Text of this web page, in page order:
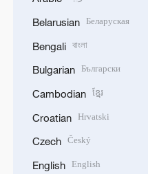
Belarusian Беларуская
Bengali বাংলা
Bulgarian Български
Cambodian ខ្មែរ
Croatian Hrvatski
Czech Český
English English